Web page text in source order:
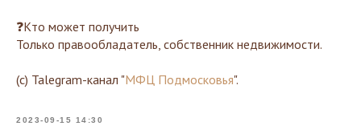
❓Кто может получить
Только правообладатель, собственник недвижимости.
(с) Talegram-канал "МФЦ Подмосковья".
2023-09-15 14:30